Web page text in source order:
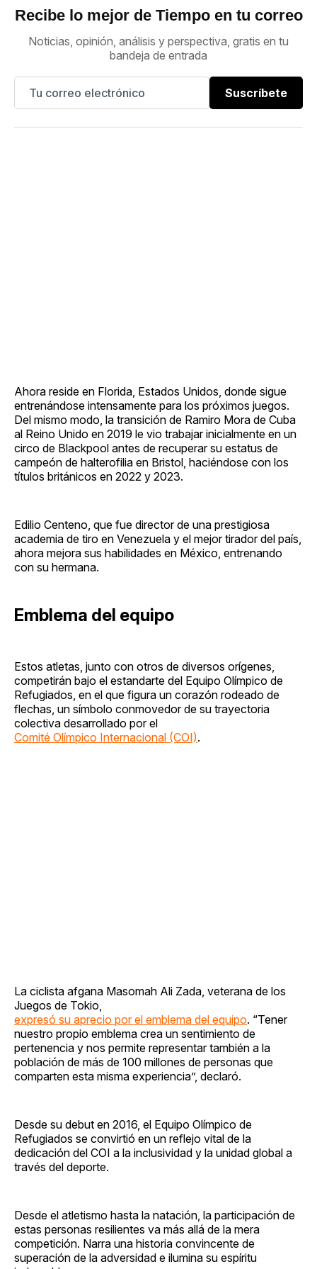
Recibe lo mejor de Tiempo en tu correo
Noticias, opinión, análisis y perspectiva, gratis en tu
bandeja de entrada
Suscríbete
Ahora reside en Florida, Estados Unidos, donde sigue
entrenándose intensamente para los próximos juegos.
Del mismo modo, la transición de Ramiro Mora de Cuba
al Reino Unido en 2019 le vio trabajar inicialmente en un
circo de Blackpool antes de recuperar su estatus de
campeón de halterofilia en Bristol, haciéndose con los
títulos británicos en 2022 y 2023.
Edilio Centeno, que fue director de una prestigiosa
academia de tiro en Venezuela y el mejor tirador del país,
ahora mejora sus habilidades en México, entrenando
con su hermana.
Emblema del equipo
Estos atletas, junto con otros de diversos orígenes,
competirán bajo el estandarte del Equipo Olímpico de
Refugiados, en el que figura un corazón rodeado de
flechas, un símbolo conmovedor de su trayectoria
colectiva desarrollado por el
Comité Olímpico Internacional (COI).
La ciclista afgana Masomah Ali Zada, veterana de los
Juegos de Tokio,
expresó su aprecio por el emblema del equipo. “Tener
nuestro propio emblema crea un sentimiento de
pertenencia y nos permite representar también a la
población de más de 100 millones de personas que
comparten esta misma experiencia”, declaró.
Desde su debut en 2016, el Equipo Olímpico de
Refugiados se convirtió en un reflejo vital de la
dedicación del COI a la inclusividad y la unidad global a
través del deporte.
Desde el atletismo hasta la natación, la participación de
estas personas resilientes va más allá de la mera
competición. Narra una historia convincente de
superación de la adversidad e ilumina su espíritu